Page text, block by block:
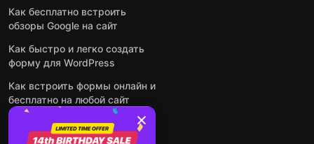
Как бесплатно встроить
обзоры Google на сайт
Как быстро и легко создать
форму для WordPress
Как встроить формы онлайн и
бесплатно на любой сайт
Как встроить ленту Instagram
на сайт